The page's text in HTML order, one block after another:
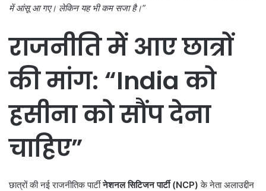
में आंसू आ गए। लेकिन यह भी कम सजा है।”
राजनीति में आए छात्रों
की मांग: “Indiaको
हसीना को सौंप देना
चाहिए”
छात्रों की नई राजनीतिक पार्टीनेशनल सिटिजन पार्टी (NCP) के नेता अलाउद्दीन